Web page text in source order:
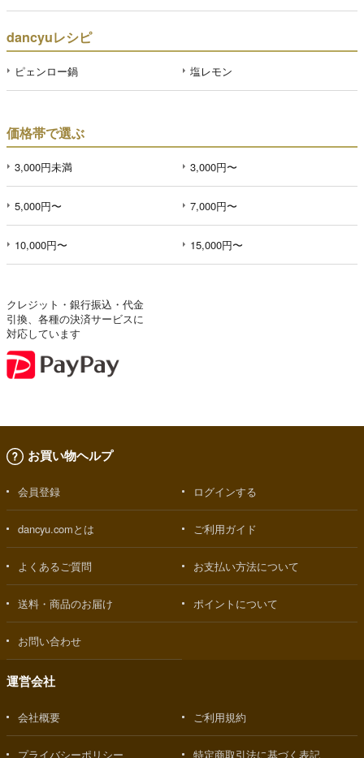
dancyuレシピ
ピェンロー鍋 塩レモン
価格帯で選ぶ
3,000円未満 3,000円〜
5,000円〜 7,000円〜
10,000円〜 15,000円〜
クレジット・銀行振込・代金
引換、各種の決済サービスに
対応しています
お買い物ヘルプ
会員登録 ログインする
dancyu.comとは ご利用ガイド
よくあるご質問 お支払い方法について
送料・商品のお届け ポイントについて
お問い合わせ
運営会社
会社概要 ご利用規約
プライバシーポリシー 特定商取引法に基づく表記